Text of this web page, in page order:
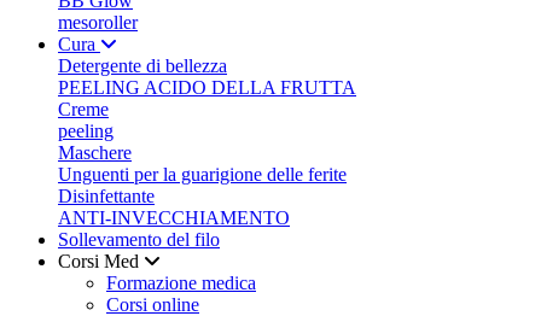
mesoroller
Cura
Detergente di bellezza
PEELING ACIDO DELLA FRUTTA
Creme
peeling
Maschere
Unguenti per la guarigione delle ferite
Disinfettante
ANTI-INVECCHIAMENTO
Sollevamento del filo
Corsi Med
Formazione medica
Corsi online